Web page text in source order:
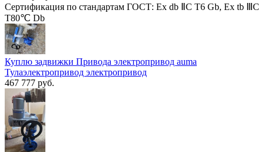
Сертификация по стандартам ГОСТ: Ex db ⅡC T6 Gb, Ex tb ⅢC
T80℃ Db
Куплю задвижки Привода электропривод auma
Тулаэлектропривод электропривод
467 777 руб.